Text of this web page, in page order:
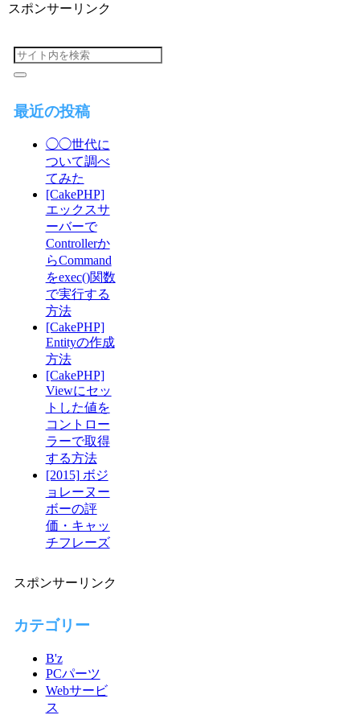
スポンサーリンク
最近の投稿
◯◯世代に
ついて調べ
てみた
[CakePHP]
エックスサ
ーバーで
Controllerか
らCommand
をexec()関数
で実行する
方法
[CakePHP]
Entityの作成
方法
[CakePHP]
Viewにセッ
トした値を
コントロー
ラーで取得
する方法
[2015] ボジ
ョレーヌー
ボーの評
価・キャッ
チフレーズ
スポンサーリンク
カテゴリー
B'z
PCパーツ
Webサービ
ス